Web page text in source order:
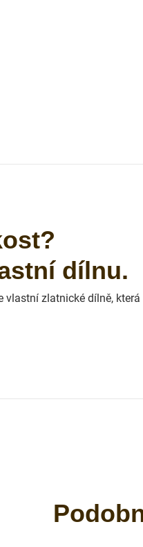
dílnu.
vlastní zlatnické dílně, která